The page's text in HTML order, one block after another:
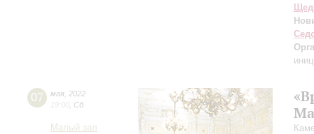
07 мая 2022
19:00 Сб
Малый зал